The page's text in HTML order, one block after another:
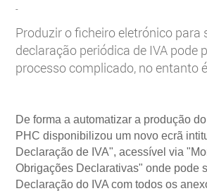
-
Produzir o ficheiro eletrónico para
declaração periódica de IVA pode
processo complicado, no entanto
De forma a automatizar a produção
PHC disponibilizou um novo ecrã
Declaração de IVA", acessível via
Obrigações Declarativas" onde pode
Declaração do IVA com todos os